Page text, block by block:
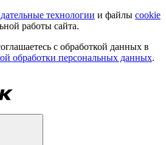
технологии и файлы cookie
работы сайта.
с обработкой данных в
обработки персональных данных.